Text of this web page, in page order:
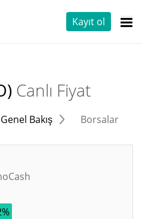
Kayıt ol
Canlı Fiyat
Genel Bakış Borsalar